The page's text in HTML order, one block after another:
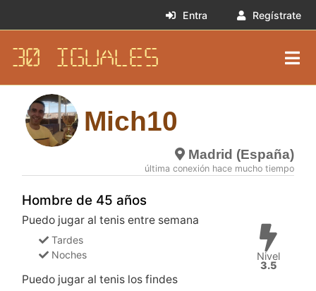
Entra Regístrate
30 IGUALES
Mich10
Madrid (España)
última conexión hace mucho tiempo
Hombre de 45 años
Puedo jugar al tenis entre semana
Tardes
Noches
Puedo jugar al tenis los findes
Nivel
3.5